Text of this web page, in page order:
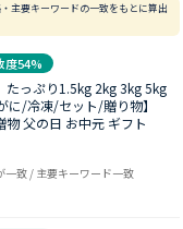
主要キーワードの一致をもとに算出
度54%
たっぷり1.5kg 2kg 3kg 5kg
に/冷凍/セット/贈り物】
物 父の日 お中元 ギフト
致 / 主要キーワード一致